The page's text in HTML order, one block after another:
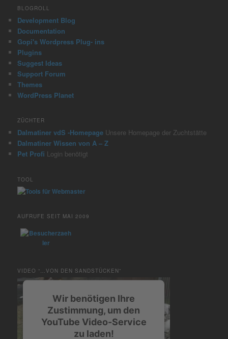
BLOGROLL
Development Blog
Documentation
Gopi's Wordpress Plug- ins
Plugins
Suggest Ideas
Support Forum
Themes
WordPress Planet
ZÜCHTER
Dalmatiner vdS -Homepage Unsere Homepage der Zuchtstätte
Dalmatiner Wissen von A – Z
Pet Profi Login benötigt
TOOL
AUFRUFE SEIT MAI 2009
VIDEO “…VON DEN SANDSTÜCKEN”
Wir benötigen Ihre
Zustimmung, um den
YouTube Video-Service
zu laden!